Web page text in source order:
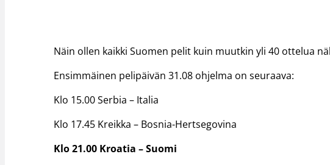
Näin ollen kaikki Suomen pelit kuin muutkin yli 40 ottelua
Ensimmäinen pelipäivän 31.08 ohjelma on seuraava:
Klo 15.00 Serbia – Italia
Klo 17.45 Kreikka – Bosnia-Hertsegovina
Klo 21.00 Kroatia – Suomi